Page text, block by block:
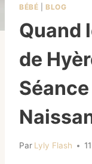
BÉBÉ |BLOG
Quand
de
Par Lyly Flash